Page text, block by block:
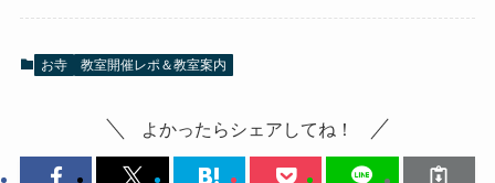
お寺 教室開催レポ＆教室案内
よかったらシェアしてね！